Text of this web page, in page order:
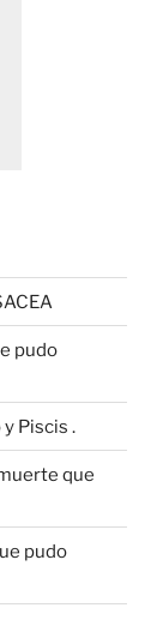
pudo
Piscis .
que
pudo